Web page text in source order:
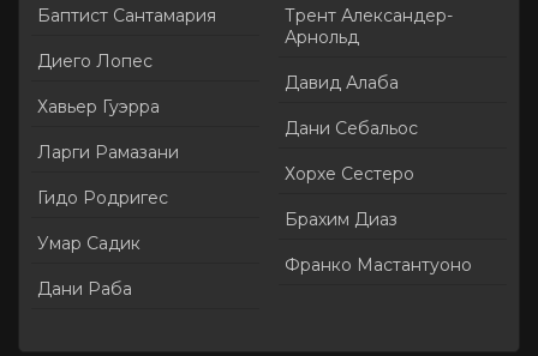
Баптист Сантамария
Диего Лопес
Хавьер Гуэрра
Ларги Рамазани
Гидо Родригес
Умар Садик
Дани Раба
Трент Александер-
Арнольд
Давид Алаба
Дани Себальос
Хорхе Сестеро
Брахим Диаз
Франко Мастантуоно